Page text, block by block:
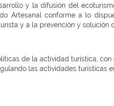
y la difusión del
Artesanal conforme a lo
y a la prevención y solución
de la actividad turística,
las actividades turísticas